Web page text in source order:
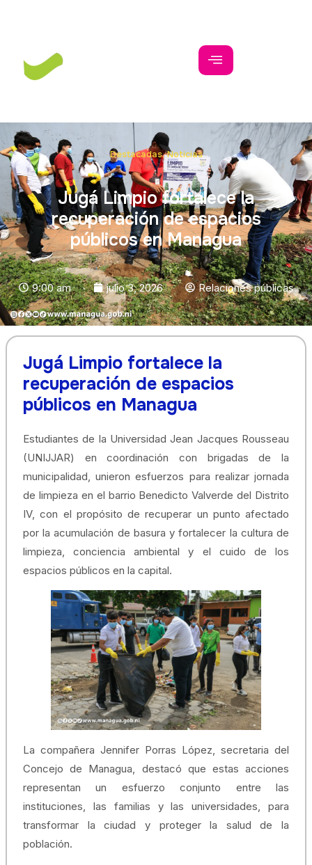
Destacadas,Noticias
Jugá Limpio fortalece la
recuperación de espacios
públicos en Managua
9:00 am julio 3, 2026 Relaciones públicas
Jugá Limpio fortalece la
recuperación de espacios
públicos en Managua
Estudiantes de la Universidad Jean Jacques Rousseau
(UNIJJAR) en coordinación con brigadas de la
municipalidad, unieron esfuerzos para realizar jornada
de limpieza en el barrio Benedicto Valverde del Distrito
IV, con el propósito de recuperar un punto afectado
por la acumulación de basura y fortalecer la cultura de
limpieza, conciencia ambiental y el cuido de los
espacios públicos en la capital.
La compañera Jennifer Porras López, secretaria del
Concejo de Managua, destacó que estas acciones
representan un esfuerzo conjunto entre las
instituciones, las familias y las universidades, para
transformar la ciudad y proteger la salud de la
población.